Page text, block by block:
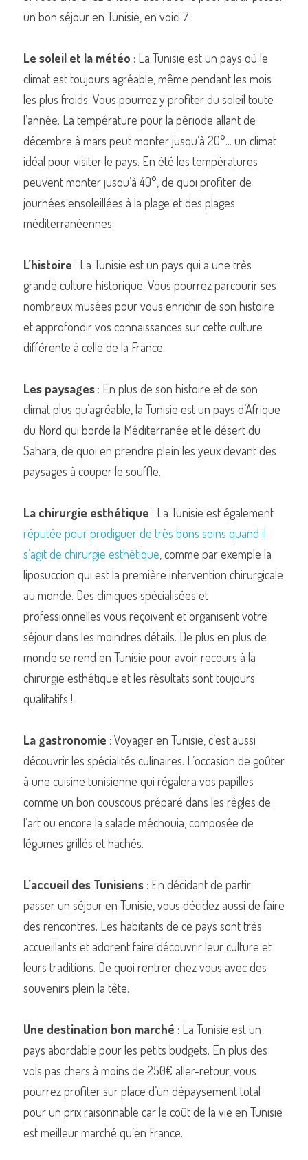
un bon séjour en Tunisie, en voici 7 :
Le soleil et la météo : La Tunisie est un pays où le
climat est toujours agréable, même pendant les mois
les plus froids. Vous pourrez y profiter du soleil toute
l’année. La température pour la période allant de
décembre à mars peut monter jusqu’à 20°... un climat
idéal pour visiter le pays. En été les températures
peuvent monter jusqu’à 40°, de quoi profiter de
journées ensoleillées à la plage et des plages
méditerranéennes.
L’histoire : La Tunisie est un pays qui a une très
grande culture historique. Vous pourrez parcourir ses
nombreux musées pour vous enrichir de son histoire
et approfondir vos connaissances sur cette culture
différente à celle de la France.
Les paysages : En plus de son histoire et de son
climat plus qu’agréable, la Tunisie est un pays d’Afrique
du Nord qui borde la Méditerranée et le désert du
Sahara, de quoi en prendre plein les yeux devant des
paysages à couper le souffle.
La chirurgie esthétique
réputée pour prodiguer de très bons soins quand il
s’agit de chirurgie esthétique , comme par exemple la
liposuccion qui est la première intervention chirurgicale
au monde. Des cliniques spécialisées et
professionnelles vous reçoivent et organisent votre
séjour dans les moindres détails. De plus en plus de
monde se rend en Tunisie pour avoir recours à la
chirurgie esthétique et les résultats sont toujours
qualitatifs !
La gastronomie : Voyager en Tunisie, c’est aussi
découvrir les spécialités culinaires. L’occasion de goûter
à une cuisine tunisienne qui régalera vos papilles
comme un bon couscous préparé dans les règles de
l’art ou encore la salade méchouia, composée de
légumes grillés et hachés.
L’accueil des Tunisiens : En décidant de partir
passer un séjour en Tunisie, vous décidez aussi de faire
des rencontres. Les habitants de ce pays sont très
accueillants et adorent faire découvrir leur culture et
leurs traditions. De quoi rentrer chez vous avec des
souvenirs plein la tête.
Une destination bon marché : La Tunisie est un
pays abordable pour les petits budgets. En plus des
vols pas chers à moins de 250€ aller-retour, vous
pourrez profiter sur place d’un dépaysement total
pour un prix raisonnable car le coût de la vie en Tunisie
est meilleur marché qu’en France.